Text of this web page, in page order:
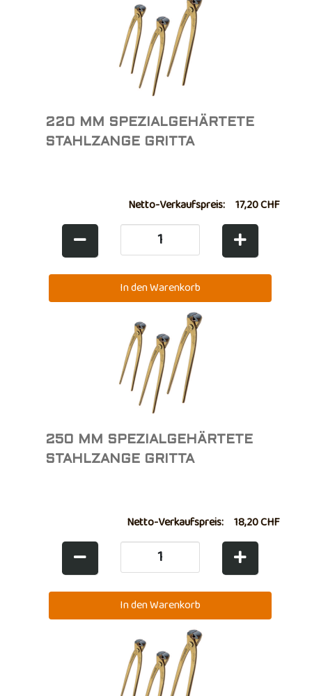
220 MM SPEZIALGEHÄRTETE
STAHLZANGE GRITTA
Netto-Verkaufspreis: 17,20 CHF
250 MM SPEZIALGEHÄRTETE
STAHLZANGE GRITTA
Netto-Verkaufspreis: 18,20 CHF